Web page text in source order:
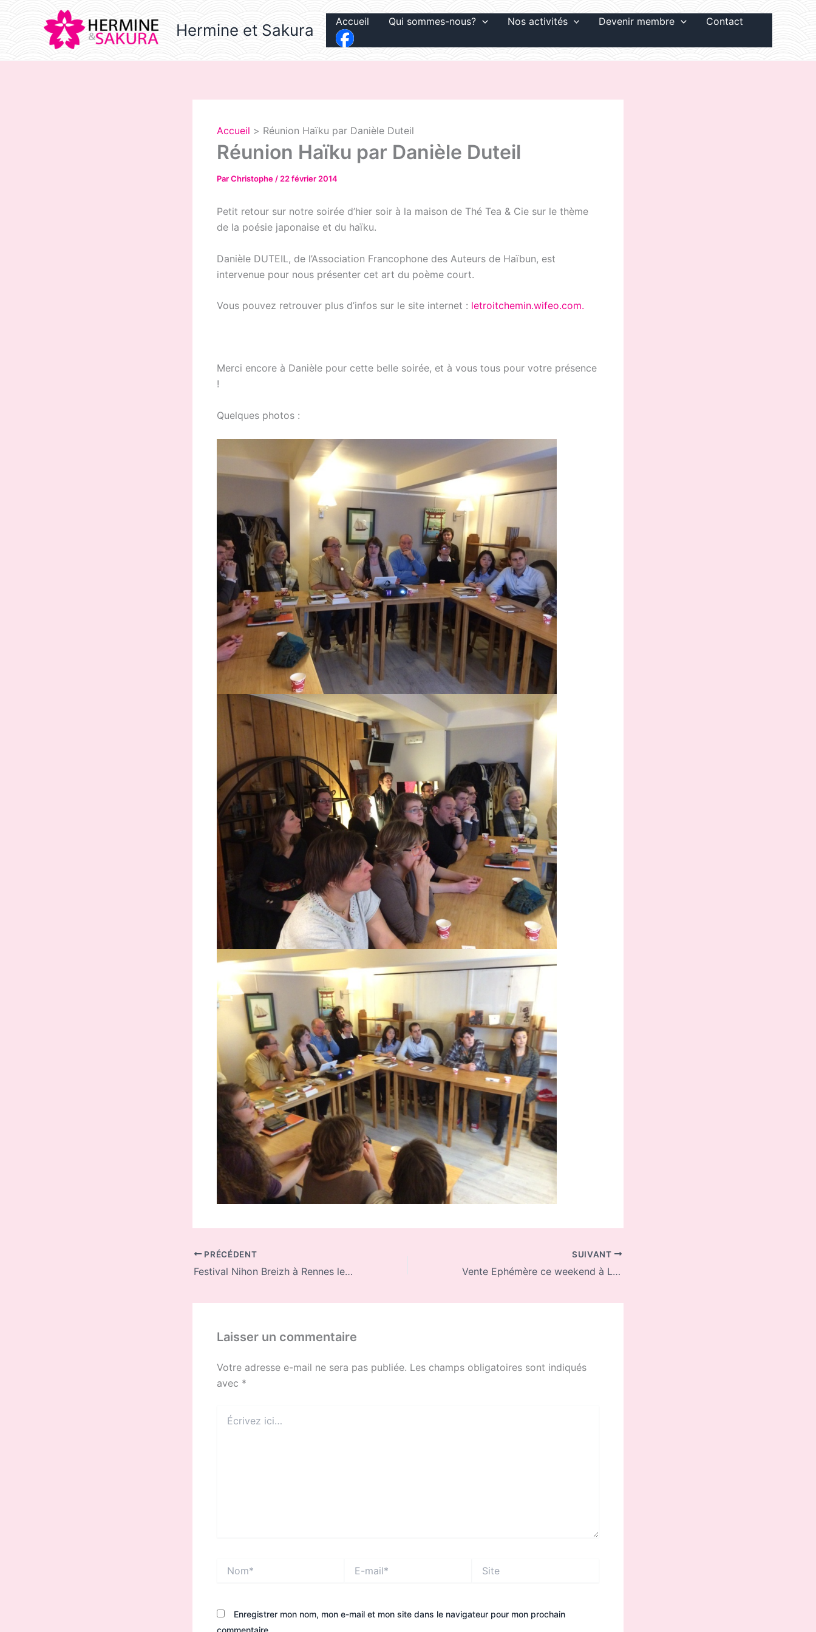
Hermine et Sakura Accueil Qui sommes-nous? Nos activités Devenir membre Contact
Accueil Réunion Haïku par Danièle Duteil
Réunion Haïku par Danièle Duteil
ParChristophe / 22 février 2014
Petit retour sur notre soirée d’hier soir à la maison de Thé Tea & Cie sur le thème
de la poésie japonaise et du haïku.
Danièle DUTEIL, de l’Association Francophone des Auteurs de Haïbun, est
intervenue pour nous présenter cet art du poème court.
Vous pouvez retrouver plus d’infos sur le site internet : letroitchemin.wifeo.com.
Merci encore à Danièle pour cette belle soirée, et à vous tous pour votre présence
!
Quelques photos :
PRÉCÉDENT
Festival Nihon Breizh à Rennes les 8 et 9 mars
SUIVANT
Vente Ephémère ce weekend à Lorient
Laisser un commentaire
Votre adresse e-mail ne sera pas publiée. Les champs obligatoires sont indiqués
avec *
ici…
mail*
Enregistrer mon nom, mon e-mail et mon site dans le navigateur pour mon prochain